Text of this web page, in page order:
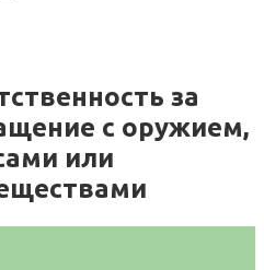
за
с оружием,
или